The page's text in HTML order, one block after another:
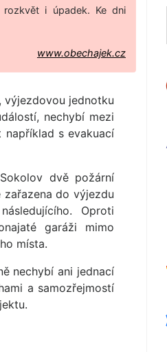
rozkvět i úpadek. Ke dni
www.obechajek.cz
výjezdovou jednotku
nechybí mezi
například s evakuací
dvě požární
do výjezdu
Oproti
garáži mimo
místa.
nechybí ani jednací
a samozřejmostí